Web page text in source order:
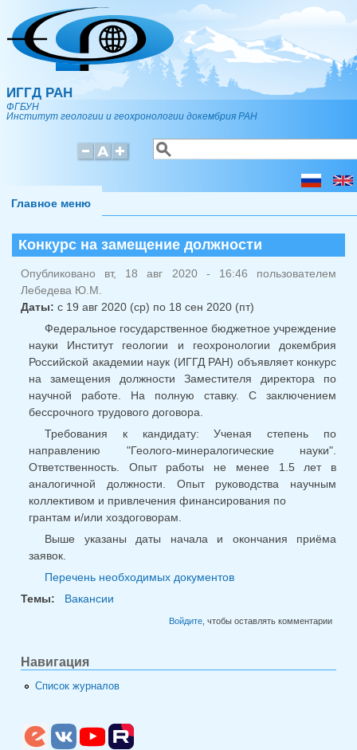
Перейти к основному содержанию
ИГГД РАН
ФГБУН
Институт геологии и геохронологии докембрия РАН
Форма поиска
Поиск
Главное меню
Конкурс на замещение должности
Опубликовано вт, 18 авг 2020 - 16:46 пользователем
Лебедева Ю.М.
Даты: с 19 авг 2020 (ср) по 18 сен 2020 (пт)
Федеральное государственное бюджетное учреждение
науки Институт геологии и геохронологии докембрия
Российской академии наук (ИГГД РАН) объявляет конкурс
на замещения должности Заместителя директора по
научной работе. На полную ставку. С заключением
бессрочного трудового договора.
Требования к кандидату: Ученая степень по
направлению "Геолого-минералогические науки".
Ответственность. Опыт работы не менее 1.5 лет в
аналогичной должности. Опыт руководства научным
коллективом и привлечения финансирования по
грантам и/или хоздоговорам.
Выше указаны даты начала и окончания приёма
заявок.
Перечень необходимых документов
Темы:
Вакансии
Войдите, чтобы оставлять комментарии
Навигация
Список журналов